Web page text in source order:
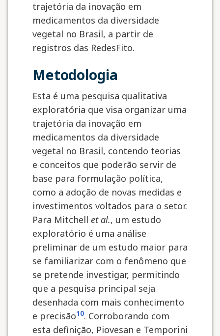
trajetória da inovação em
medicamentos da diversidade
vegetal no Brasil, a partir de
registros das RedesFito.
Metodologia
Esta é uma pesquisa qualitativa
exploratória que visa organizar uma
trajetória da inovação em
medicamentos da diversidade
vegetal no Brasil, contendo teorias
e conceitos que poderão servir de
base para formulação política,
como a adoção de novas medidas e
investimentos voltados para o setor.
Para Mitchell et al., um estudo
exploratório é uma análise
preliminar de um estudo maior para
se familiarizar com o fenômeno que
se pretende investigar, permitindo
que a pesquisa principal seja
desenhada com mais conhecimento
e precisão10. Corroborando com
esta definição, Piovesan e Temporini